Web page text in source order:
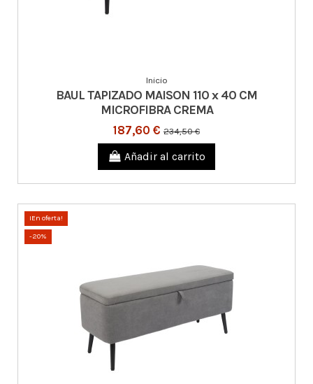
Inicio
BAUL TAPIZADO MAISON 110 x 40 CM
MICROFIBRA CREMA
187,60 € 234,50 €
Añadir al carrito
¡En oferta!
-20%